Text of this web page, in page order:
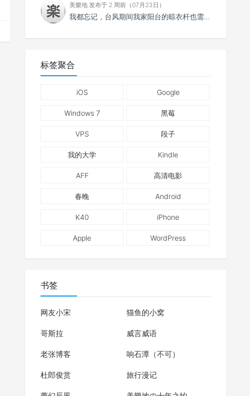
美樂地 发布于 2 周前（07月23日）
我都忘记，台风期间我家阳台的晾衣杆也需要系紧。
标签聚合
iOS Google
Windows 7 黑莓
VPS 段子
我的大学 Kindle
AFF 高清电影
春晚 Android
K40 iPhone
Apple WordPress
书签
网友小宋 猫鱼的小窝
哥斯拉 威言威语
老张博客 响石潭（不可）
杜郎俊赏 旅行漫记